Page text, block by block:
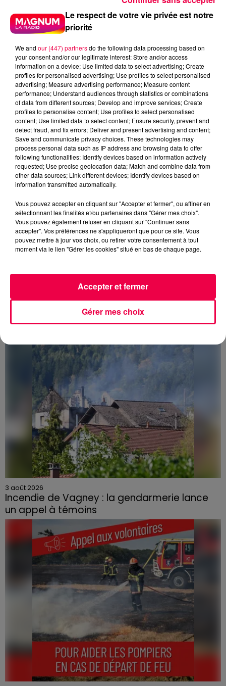
5 août 2026
Des assiettes Linvosges rappelées pour
excès de plomb
Du plomb a été détecté dans deux assiettes en
céramique vendues entre 2020 et 2022 par Linvosges.
PRÉVIFEUX : "il faut avoir une culture du risque"
dans les Vosges
3 août 2026
Incendie de Vagney : la gendarmerie lance
un appel à témoins
Le feu, parti d'une haie avant de se propager au
quartier résidentiel, avait détruit deux habitations et
contraint à l'évacuation d'une centaine de personnes.
Le respect de votre vie privée est notre
priorité
We and our (447) partnersdo the following data processing based on
your consent and/or our legitimate interest: Store and/or access
information on a device; Use limited data to select advertising; Create
profiles for personalised advertising; Use profiles to select personalised
advertising; Measure advertising performance; Measure content
performance; Understand audiences through statistics or combinations
of data from different sources; Develop and improve services; Create
profiles to personalise content; Use profiles to select personalised
content; Use limited data to select content; Ensure security, prevent and
detect fraud, and fix errors; Deliver and present advertising and content;
Save and communicate privacy choices. These technologies may
process personal data such as IP address and browsing data to offer
following functionalities: Identify devices based on information actively
requested; Use precise geolocation data; Match and combine data from
other data sources; Link different devices; Identify devices based on
information transmitted automatically.
Vous pouvez accepter en cliquant sur "Accepter et fermer", ou affiner en
sélectionnant les finalités et/ou partenaires dans "Gérer mes choix".
Vous pouvez également refuser en cliquant sur "Continuer sans
accepter". Vos préférences ne s'appliqueront que pour ce site. Vous
pouvez mettre à jour vos choix, ou retirer votre consentement à tout
moment via le lien "Gérer les cookies" situé en bas de chaque page.
Gérer mes choix
Accepter et fermer